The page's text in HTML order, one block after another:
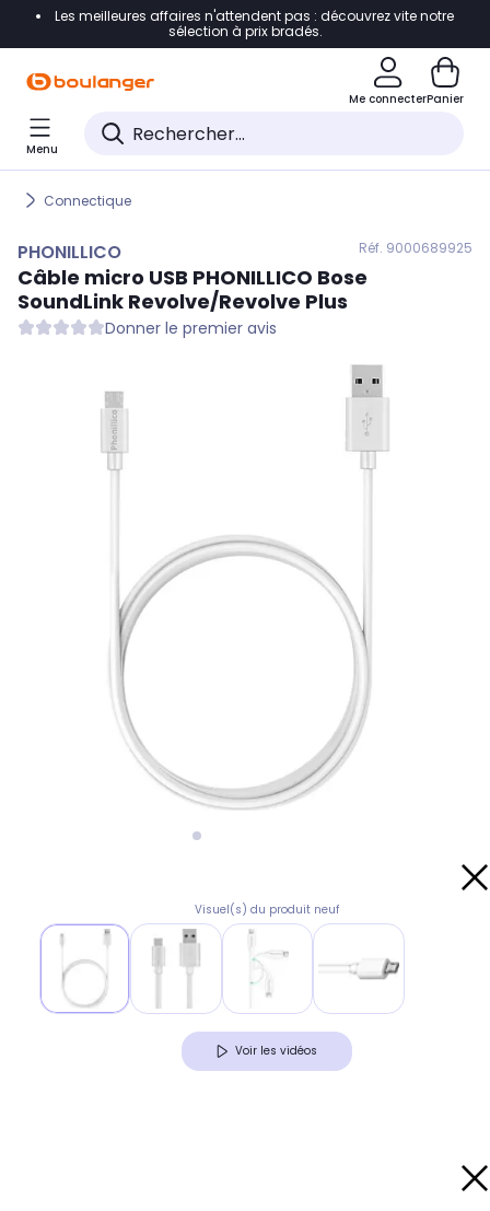
Accéder directement à la navigation
Accéder directement au pied de page
Accéder directement au chatbot
Les meilleures affaires n'attendent pas : découvrez vite notre
sélection à prix bradés.
Me connecterPanier
Menu
Connectique
PHONILLICO Réf. 9000689925
Câble micro USB PHONILLICO Bose
SoundLink Revolve/Revolve Plus
Donner le premier avis
Visuel(s) du produit neuf
Voir les vidéos